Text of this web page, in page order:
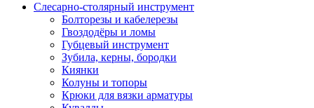
Слесарно-столярный инструмент
Болторезы и кабелерезы
Гвоздодёры и ломы
Губцевый инструмент
Зубила, керны, бородки
Киянки
Колуны и топоры
Крюки для вязки арматуры